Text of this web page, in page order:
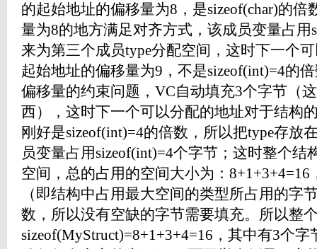
的起始地址的偏移量为8，是sizeof(char)的倍
量为8的地方满足对齐方式，该成员变量占用
来为第三个成员type分配空间，这时下一个
起始地址的偏移量为9，不是sizeof(int)=4的
偏移量的约束问题，VC自动填充3个字节（
西），这时下一个可以分配的地址对于结构
刚好是sizeof(int)=4的倍数，所以把type存放
员变量占用sizeof(int)=4个字节；这时整个结
空间，总的占用的空间大小为：
（即结构中占用最大空间的类型所占用的字
数，所以没有空缺的字节需要填充。所以整
sizeof(MyStruct)=8+1+3+4=16，其中有3个